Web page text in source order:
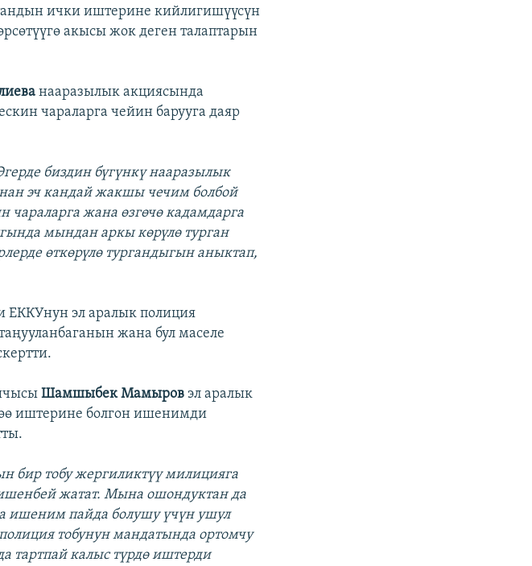
ички иштерине кийлигишүүсүн
акысы жок деген талаптарын
нааразылык акциясында
чараларга чейин барууга даяр
биздин бүгүнкү нааразылык
эч кандай жакшы чечим болбой
чараларга жана өзгөчө кадамдарга
мындан аркы көрүлө турган
өткөрүлө тургандыгын аныктап,
ЕККУнун эл аралык полиция
жана бул маселе
Шамшыбек Мамыровэл аралык
иштерине болгон ишенимди
бир тобу жергиликтүү милицияга
ишенбей жатат. Мына ошондуктан да
ишеним пайда болушу үчүн ушул
тобунун мандатында ортомчу
тартпай калыс түрдө иштерди